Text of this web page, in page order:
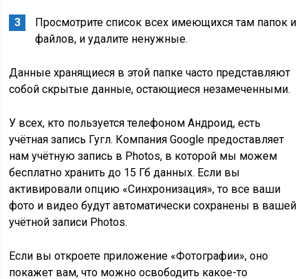
Просмотрите список всех имеющихся там папок и
файлов, и удалите ненужные.
Данные хранящиеся в этой папке часто представляют
собой скрытые данные, остающиеся незамеченными.
У всех, кто пользуется телефоном Андроид, есть
учётная запись Гугл. Компания Google предоставляет
нам учётную запись в Photos, в которой мы можем
бесплатно хранить до 15 Гб данных. Если вы
активировали опцию «Синхронизация», то все ваши
фото и видео будут автоматически сохранены в вашей
учётной записи Photos.
Если вы откроете приложение «Фотографии», оно
покажет вам, что можно освободить какое-то